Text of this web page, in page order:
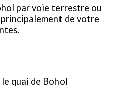
par voie terrestre ou
de votre